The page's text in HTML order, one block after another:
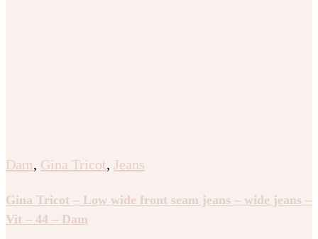
Dam, Gina Tricot, Jeans
Gina Tricot – Low wide front seam jeans – wide jeans –
Vit – 44 – Dam